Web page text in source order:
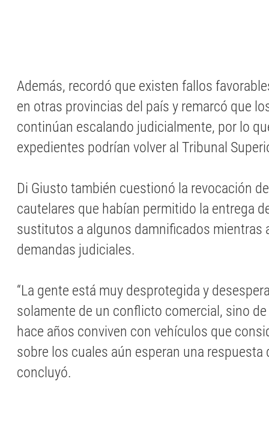
Además, recordó que existen fallos
en otras provincias del país y remarcó que
continúan escalando judicialmente, por lo
expedientes podrían volver al Tribunal
Di Giusto también cuestionó la revocación
cautelares que habían permitido la entrega
sustitutos a algunos damnificados mientras
demandas judiciales.
“La gente está muy desprotegida y
solamente de un conflicto comercial, sino
hace años conviven con vehículos que
sobre los cuales aún esperan una respuesta
concluyó.